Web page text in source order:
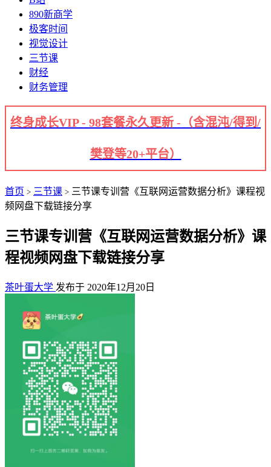
890新商学
极客时间
视觉设计
三节课
财经
财务管理
终身成长VIP - 98套餐永久更新 -（含混沌/得到/
樊登等20+平台）
首页 > 三节课 > 三节课专训营《互联网运营数据分析》课程视
频网盘下载链接分享
三节课专训营《互联网运营数据分析》课
程视频网盘下载链接分享
茶叶蛋大学 发布于 2020年12月20日